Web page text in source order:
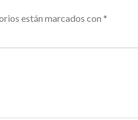
están marcados con *